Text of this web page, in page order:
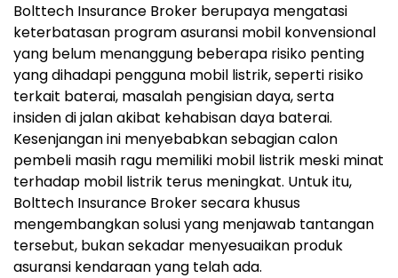
Bolttech Insurance Broker berupaya mengatasi
keterbatasan program asuransi mobil konvensional
yang belum menanggung beberapa risiko penting
yang dihadapi pengguna mobil listrik, seperti risiko
terkait baterai, masalah pengisian daya, serta
insiden di jalan akibat kehabisan daya baterai.
Kesenjangan ini menyebabkan sebagian calon
pembeli masih ragu memiliki mobil listrik meski minat
terhadap mobil listrik terus meningkat. Untuk itu,
Bolttech Insurance Broker secara khusus
mengembangkan solusi yang menjawab tantangan
tersebut, bukan sekadar menyesuaikan produk
asuransi kendaraan yang telah ada.